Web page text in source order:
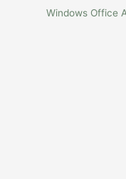
Windows Office